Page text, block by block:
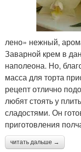
лено» нежный,
Заварной крем в
наполеона. Но,
масса для торта
рецепт отлично
любят стоять у
сладостями. Он
приготовления
читать дальше →